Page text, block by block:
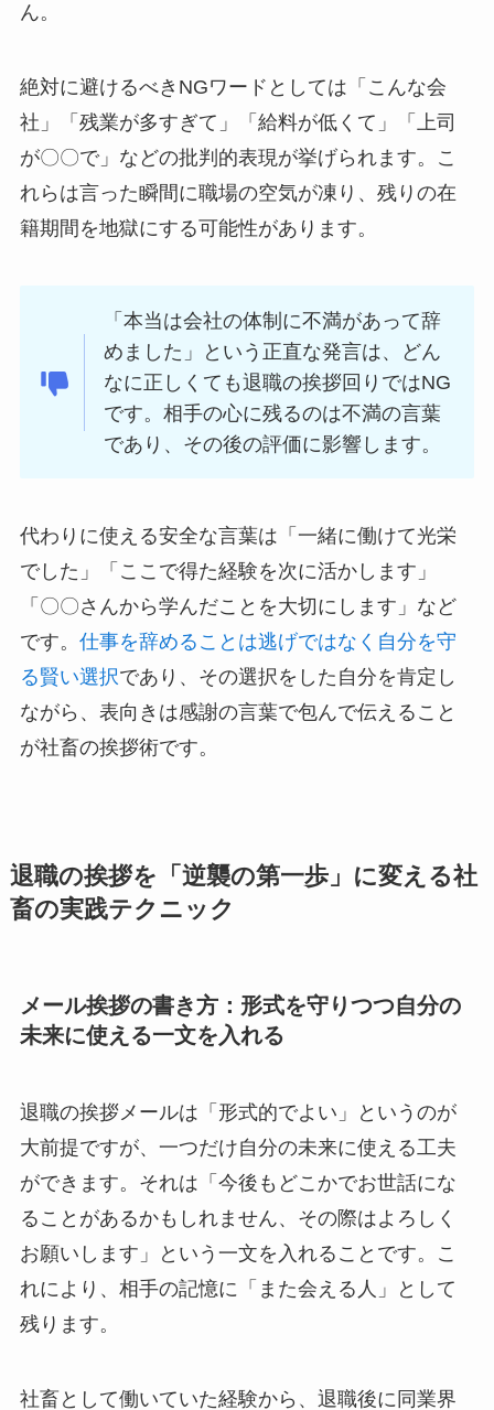
ん。
絶対に避けるべきNGワードとしては「こんな会
社」「残業が多すぎて」「給料が低くて」「上司
が〇〇で」などの批判的表現が挙げられます。こ
れらは言った瞬間に職場の空気が凍り、残りの在
籍期間を地獄にする可能性があります。
「本当は会社の体制に不満があって辞
めました」という正直な発言は、どん
なに正しくても退職の挨拶回りではNG
です。相手の心に残るのは不満の言葉
であり、その後の評価に影響します。
代わりに使える安全な言葉は「一緒に働けて光栄
でした」「ここで得た経験を次に活かします」
「〇〇さんから学んだことを大切にします」など
です。 仕事を辞めることは逃げではなく自分を守
る賢い選択であり、その選択をした自分を肯定し
ながら、表向きは感謝の言葉で包んで伝えること
が社畜の挨拶術です。
退職の挨拶を「逆襲の第一歩」に変える社
畜の実践テクニック
メール挨拶の書き方：形式を守りつつ自分の
未来に使える一文を入れる
退職の挨拶メールは「形式的でよい」というのが
大前提ですが、一つだけ自分の未来に使える工夫
ができます。それは「今後もどこかでお世話にな
ることがあるかもしれません、その際はよろしく
お願いします」という一文を入れることです。こ
れにより、相手の記憶に「また会える人」として
残ります。
社畜として働いていた経験から、退職後に同業界